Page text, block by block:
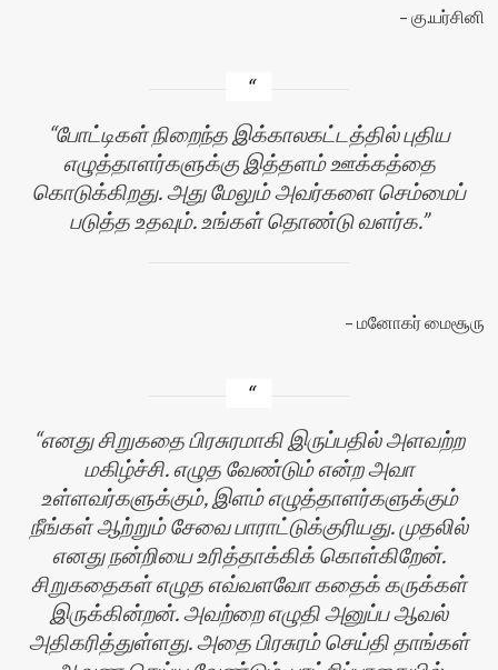
கு.யர்சினி
போட்டிகள் நிறைந்த இக்காலகட்டத்தில் புதிய
எழுத்தாளர்களுக்கு இத்தளம் ஊக்கத்தை
கொடுக்கிறது. அது மேலும் அவர்களை செம்மைப்
படுத்த உதவும். உங்கள் தொண்டு வளர்க.
மனோகர் மைசூரு
எனது சிறுகதை பிரசுரமாகி இருப்பதில் அளவற்ற
மகிழ்ச்சி. எழுத வேண்டும் என்ற அவா
உள்ளவர்களுக்கும், இளம் எழுத்தாளர்களுக்கும்
நீங்கள் ஆற்றும் சேவை பாராட்டுக்குரியது. முதலில்
எனது நன்றியை உரித்தாக்கிக் கொள்கிறேன்.
சிறுகதைகள் எழுத எவ்வளவோ கதைக் கருக்கள்
இருக்கின்றன். அவற்றை எழுதி அனுப்ப ஆவல்
அதிகரித்துள்ளது. அதை பிரசுரம் செய்தி தாங்கள்